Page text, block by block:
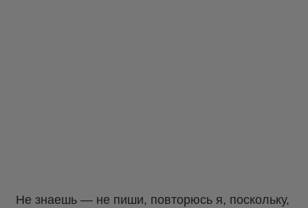
Не знаешь — не пиши, повторюсь я, поскольку,